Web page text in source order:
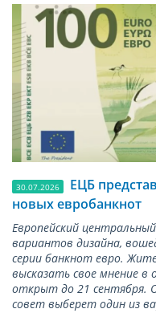
30.07.2026
ЕЦБ
новых евробанкнот
Европейский
вариантов дизайна,
серии банкнот евро.
высказать свое мнение в
открыт до 21 сентября.
совет выберет один из